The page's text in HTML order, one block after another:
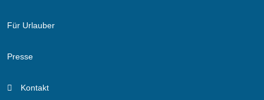
Für Urlauber
Presse
Kontakt